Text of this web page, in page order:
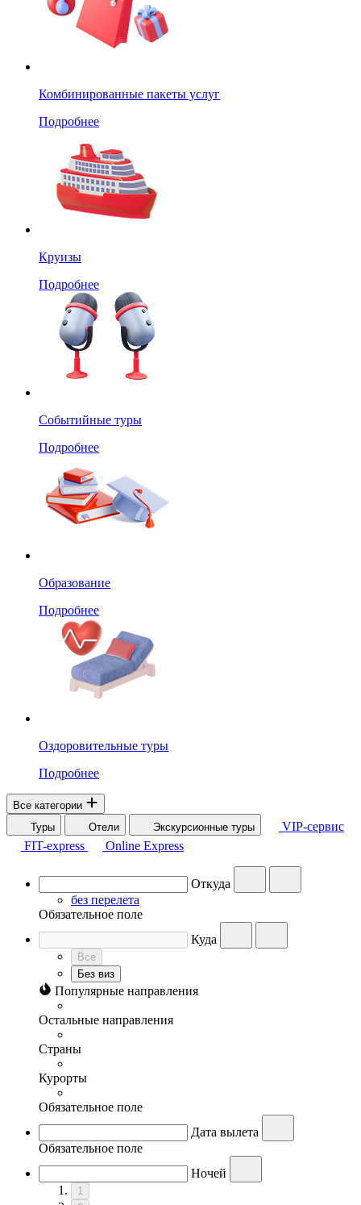
Комбинированные пакеты услуг
Подробнее
Круизы
Подробнее
Событийные туры
Подробнее
Образование
Подробнее
Оздоровительные туры
Подробнее
Все категории
Туры
Отели Экскурсионные туры
VIP-сервис
FIT-express
Online Express
Откуда
без перелета
Обязательное поле
Куда
Все
Без виз
Популярные направления
Остальные направления
Страны
Курорты
Обязательное поле
Дата вылета
Обязательное поле
Ночей
1